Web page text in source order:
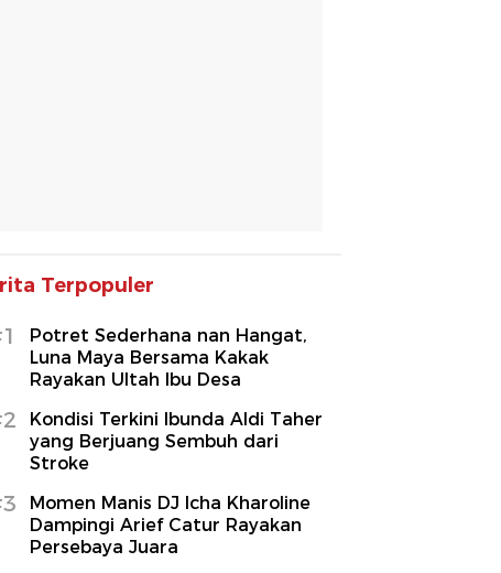
Terpopuler
Potret Sederhana nan Hangat,
Luna Maya Bersama Kakak
Rayakan Ultah Ibu Desa
Kondisi Terkini Ibunda Aldi Taher
yang Berjuang Sembuh dari
Stroke
Momen Manis DJ Icha Kharoline
Dampingi Arief Catur Rayakan
Persebaya Juara